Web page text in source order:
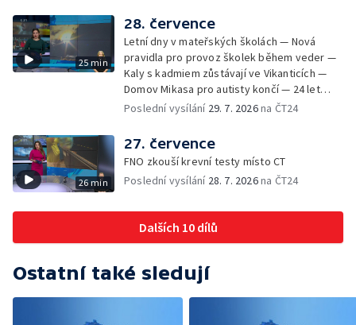
Nedostatek krve v transfuzních stanicích —
Spor kvůli novému chodníku na Keprník —
Olomoucké shakespearovské léto
25 min
28. července
Letní dny v mateřských školách — Nová
pravidla pro provoz školek během veder —
Kaly s kadmiem zůstávají ve Vikanticích —
Domov Mikasa pro autisty končí — 24 let
vězení za zapálení ženy — Kybernetický
Gorol se chystá na festival — Nová
cyklostezka až na Slovensko — AI pomáhá
při endoskopii — Výběr ze sociálních sítí ČT
— Zemřela baletka Vlasta Pavelcová —
Jičíně
Poslední vysílání 29. 7. 2026na ČT24
26 min
27. července
FNO zkouší krevní testy místo CT
Poslední vysílání 28. 7. 2026na ČT24
Dalších 10 dílů
Ostatní také sledují